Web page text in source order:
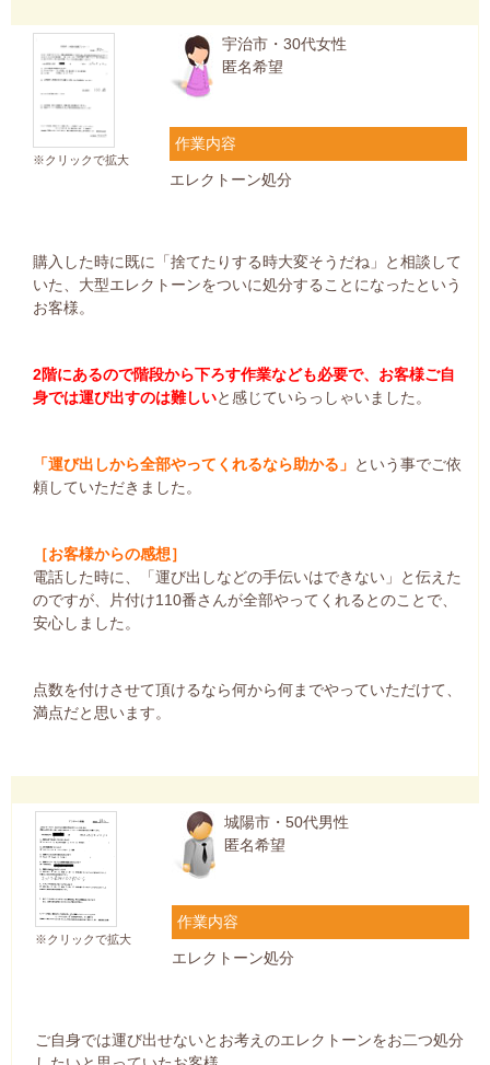
※クリックで拡大
宇治市・30代女性
匿名希望
作業内容
エレクトーン処分
購入した時に既に「捨てたりする時大変そうだね」と相談して
いた、大型エレクトーンをついに処分することになったという
お客様。
2階にあるので階段から下ろす作業なども必要で、お客様ご自
身では運び出すのは難しいと感じていらっしゃいました。
「運び出しから全部やってくれるなら助かる」 という事でご依
頼していただきました。
［お客様からの感想］
電話した時に、「運び出しなどの手伝いはできない」と伝えた
のですが、片付け110番さんが全部やってくれるとのことで、
安心しました。
点数を付けさせて頂けるなら何から何までやっていただけて、
満点だと思います。
※クリックで拡大
城陽市・50代男性
匿名希望
作業内容
エレクトーン処分
ご自身では運び出せないとお考えのエレクトーンをお二つ処分